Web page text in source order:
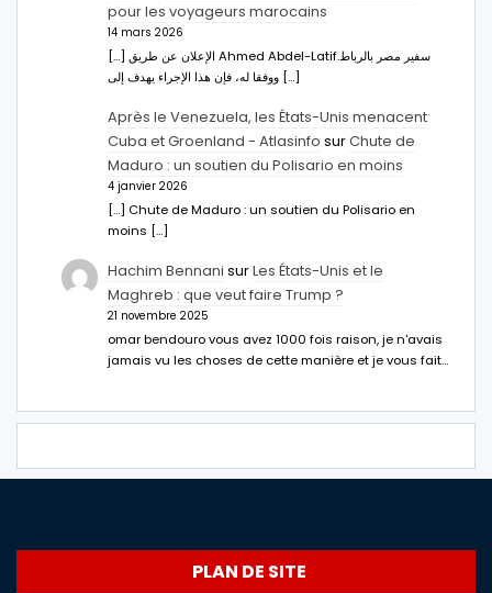
pour les voyageurs marocains
14 mars 2026
[…] الإعلان عن طريق Ahmed Abdel-Latifسفير مصر بالرباط.
ووفقا له، فإن هذا الإجراء يهدف إلى […]
Après le Venezuela, les États-Unis menacent
Cuba et Groenland - Atlasinfo surChute de
Maduro : un soutien du Polisario en moins
4 janvier 2026
[…] Chute de Maduro : un soutien du Polisario en
moins […]
Hachim Bennani surLes États-Unis et le
Maghreb : que veut faire Trump ?
21 novembre 2025
omar bendouro vous avez 1000 fois raison, je n'avais
jamais vu les choses de cette manière et je vous fait…
PLAN DE SITE